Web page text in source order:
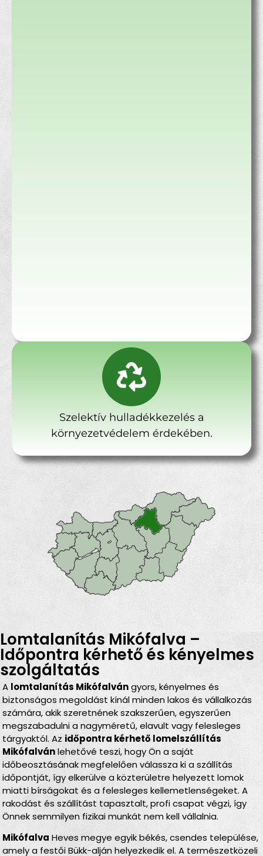
Szelektív hulladékkezelés a
környezetvédelem érdekében.
Lomtalanítás Mikófalva –
Időpontra kérhető és kényelmes
szolgáltatás
A lomtalanítás Mikófalvángyors, kényelmes és
biztonságos megoldást kínál minden lakos és vállalkozás
számára, akik szeretnének szakszerűen, egyszerűen
megszabadulni a nagyméretű, elavult vagy felesleges
tárgyaktól. Az időpontra kérhető lomelszállítás
Mikófalvánlehetővé teszi, hogy Ön a saját
időbeosztásának megfelelően válassza ki a szállítás
időpontját, így elkerülve a közterületre helyezett lomok
miatti bírságokat és a felesleges kellemetlenségeket. A
rakodást és szállítást tapasztalt, profi csapat végzi, így
Önnek semmilyen fizikai munkát nem kell vállalnia.
Mikófalva Heves megye egyik békés, csendes települése,
amely a festői Bükk-alján helyezkedik el. A természetközeli